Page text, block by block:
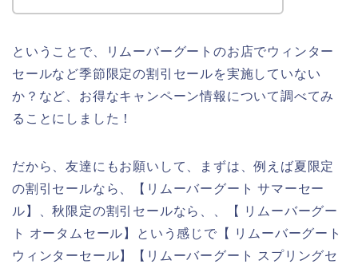
ということで、リムーバーグートのお店でウィンター
セールなど季節限定の割引セールを実施していない
か？など、お得なキャンペーン情報について調べてみ
ることにしました！
だから、友達にもお願いして、まずは、例えば夏限定
の割引セールなら、【リムーバーグート サマーセー
ル】、秋限定の割引セールなら、、【 リムーバーグー
ト オータムセール】という感じで【 リムーバーグート
ウィンターセール】【リムーバーグート スプリングセ